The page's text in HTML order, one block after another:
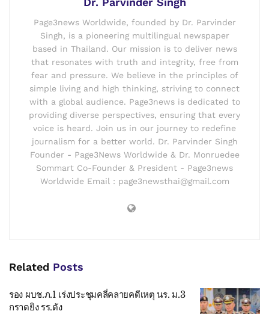
Page3news Worldwide, founded by Dr. Parvinder
Singh, is a pioneering multilingual newspaper
based in Thailand. Our mission is to deliver news
that resonates with truth and integrity, free from
fear and pressure. We believe in the principles of
simple living and high thinking, striving to connect
with a global audience. Page3news is dedicated to
providing diverse perspectives, ensuring that every
voice is heard. Join us in our journey to redefine
journalism for a better world. Dr. Parvinder Singh
Founder - Page3News Worldwide & Dr. Monruedee
Sommart Co-Founder & President - Page3news
Worldwide Email : page3newsthai@gmail.com
Related Posts
รอง ผบช.ภ.1 เร่งประชุมคลี่คลายคดีเหตุ นร. ม.3
กราดยิง รร.ดัง